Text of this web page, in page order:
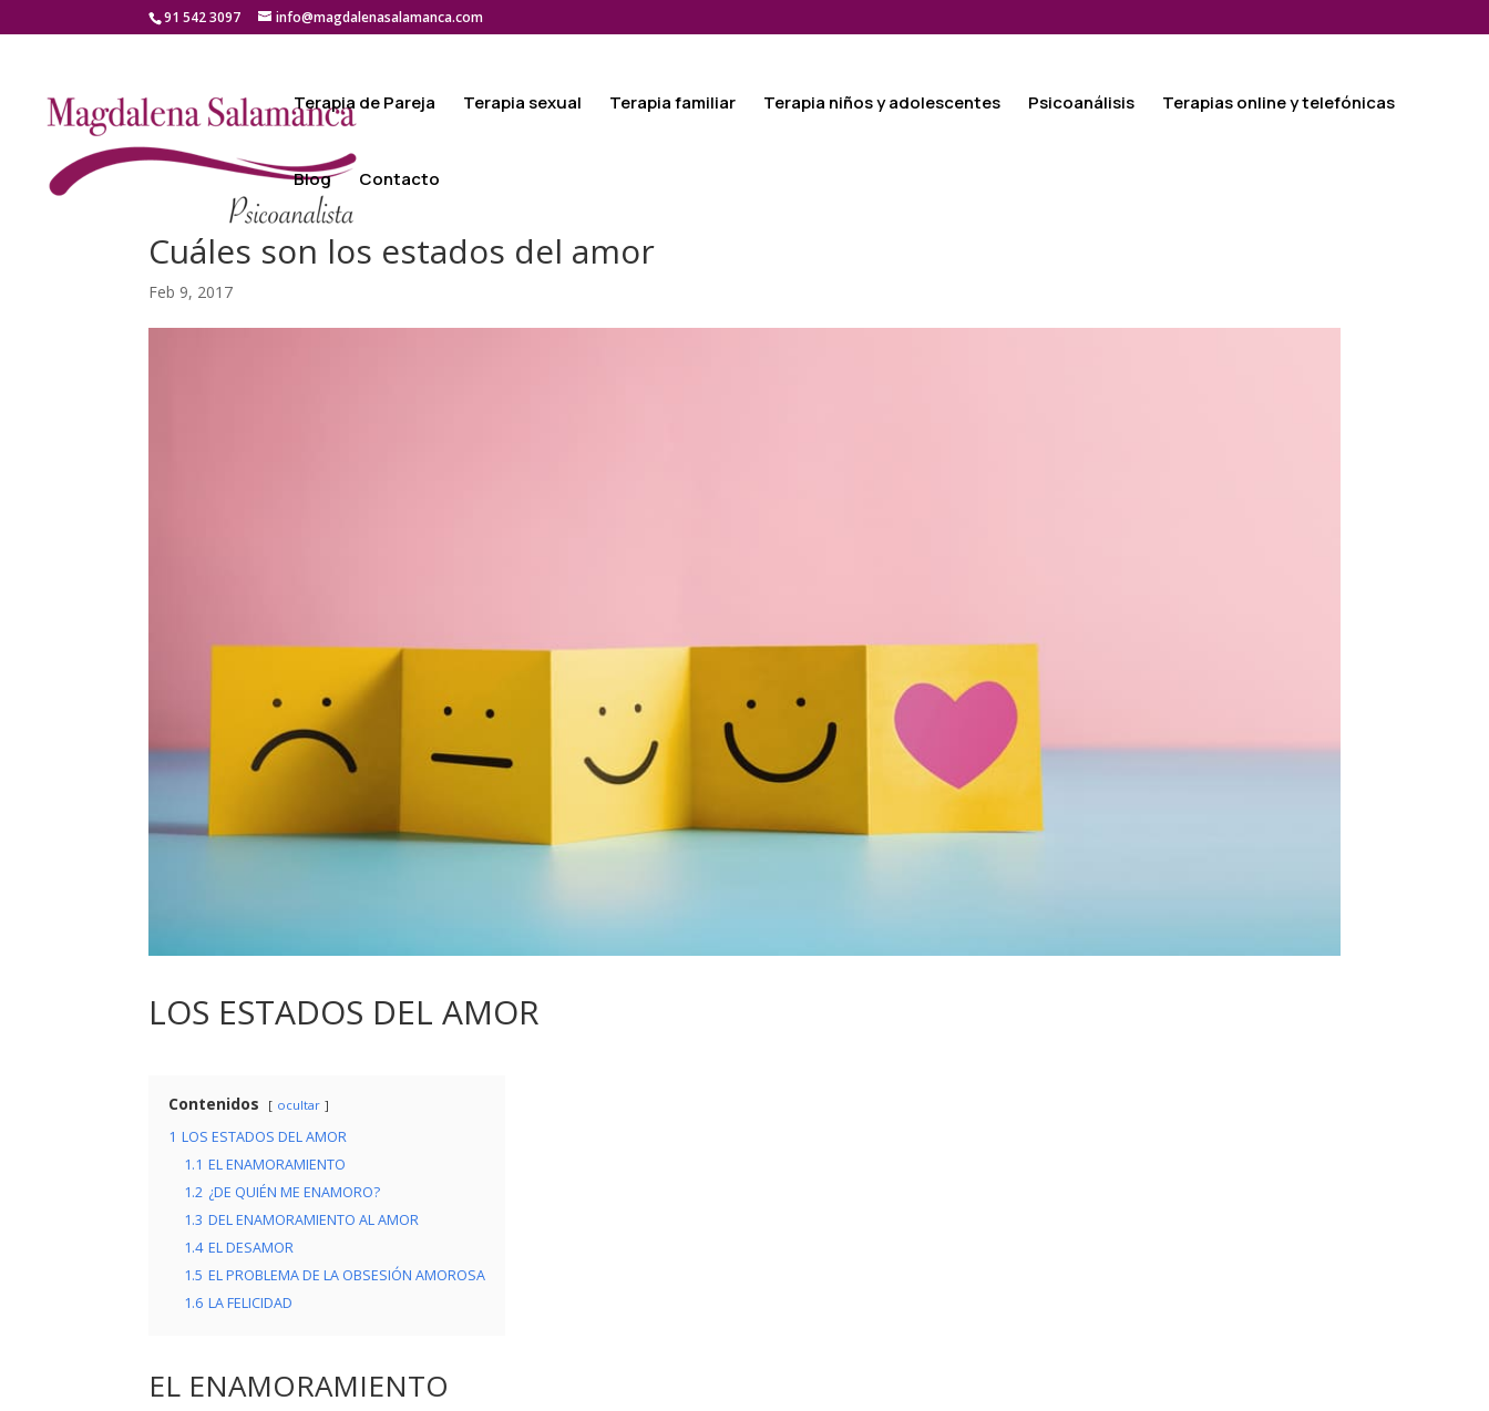
91 542 3097 info@magdalenasalamanca.com
Terapia de Pareja Terapia sexual Terapia familiar Terapia niños y adolescentes Psicoanálisis Terapias online y telefónicas
Blog Contacto
Cuáles son los estados del amor
Feb 9, 2017
LOS ESTADOS DEL AMOR
Contenidos ocultar
1 LOS ESTADOS DEL AMOR
1.1 EL ENAMORAMIENTO
1.2 ¿DE QUIÉN ME ENAMORO?
1.3 DEL ENAMORAMIENTO AL AMOR
1.4 EL DESAMOR
1.5 EL PROBLEMA DE LA OBSESIÓN AMOROSA
1.6 LA FELICIDAD
EL ENAMORAMIENTO